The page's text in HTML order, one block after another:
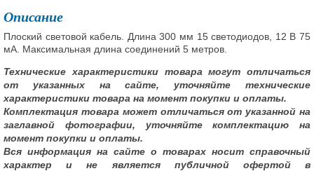
Описание
Плоский световой кабель. Длина 300 мм 15 светодиодов, 12 В 75
мА. Максимальная длина соединений 5 метров.
Технические характеристики товара могут отличаться
от указанных на сайте, уточняйте технические
характеристики товара на момент покупки и оплаты.
Комплектация товара может отличаться от указанной на
заглавной фотографии, уточняйте комплектацию на
момент покупки и оплаты.
Вся информация на сайте о товарах носит справочный
характер и не является публичной офертой в